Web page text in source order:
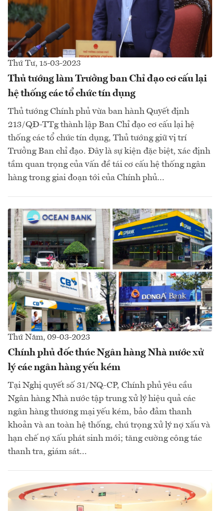
Thứ Tư, 15-03-2023
Thủ tướng làm Trưởng ban Chỉ đạo cơ cấu lại
hệ thống các tổ chức tín dụng
Thủ tướng Chính phủ vừa ban hành Quyết định
213/QĐ-TTg thành lập Ban Chỉ đạo cơ cấu lại hệ
thống các tổ chức tín dụng, Thủ tướng giữ vị trí
Trưởng Ban chỉ đạo. Đây là sự kiện đặc biệt, xác định
tầm quan trọng của vấn đề tái cơ cấu hệ thống ngân
hàng trong giai đoạn tới của Chính phủ...
Thứ Năm, 09-03-2023
Chính phủ đốc thúc Ngân hàng Nhà nước xử
lý các ngân hàng yếu kém
Tại Nghị quyết số 31/NQ-CP, Chính phủ yêu cầu
Ngân hàng Nhà nước tập trung xử lý hiệu quả các
ngân hàng thương mại yếu kém, bảo đảm thanh
khoản và an toàn hệ thống, chú trọng xử lý nợ xấu và
hạn chế nợ xấu phát sinh mới; tăng cường công tác
thanh tra, giám sát...